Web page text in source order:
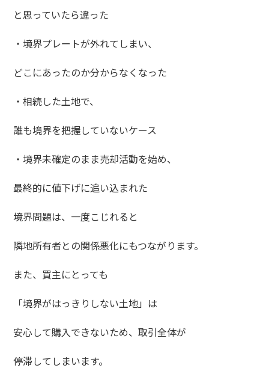
と思っていたら違った
・境界プレートが外れてしまい、
どこにあったのか分からなくなった
・相続した土地で、
誰も境界を把握していないケース
・境界未確定のまま売却活動を始め、
最終的に値下げに追い込まれた
境界問題は、一度こじれると
隣地所有者との関係悪化にもつながります。
また、買主にとっても
「境界がはっきりしない土地」は
安心して購入できないため、取引全体が
停滞してしまいます。